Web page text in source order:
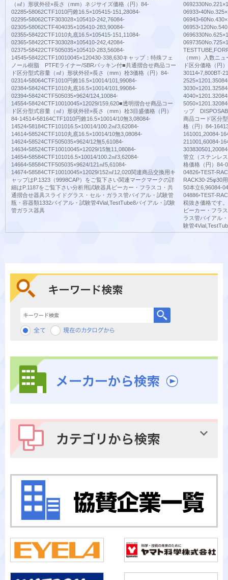
（㎖）形状外径×長さ（mm）ネジサイズ価格（円）84-
02285◦58062CTF1010円錐16.5×105415-151,28084-
02295◦58062CTF303028×105410-242,76084-
02305◦58062CTF404035×105410-283,90084-
02355◦58422CTF1010丸底16.5×105415-151,11084-
02365◦58422CTF303028×105410-242,42084-
02375◦58422CTF505035×105410-283,56084-
14545◦58422CTF10010045×120430-338,630キャップ：特殊フェ
ノール樹脂 PTFEライナー/SBRパッキン付■共通摺合せ商品コー
ド区分型式容量（㎖）形状外径×長さ（mm）栓3価格（円）84-
02314◦58064CTF1010円錐16.5×10014/101,99084-
02384◦58424CTF1010丸底16.5×10014/101,99084-
02394◦58424CTF505035×9624/124,10084-
14554◦58424CTF10010045×12029/159,620■透明摺合せ商品コー
ド区分型式容量（㎖）形状外径×長さ（mm）栓3目盛価格（円）
84-14514◦58164CTF1010円錐16.5×10014/10無3,08084-
14524◦58184CTF101016.5×10014/100.2㎖3,62084-
14614◦58524CTF1010丸底16.5×10014/10無3,08084-
14624◦58524CTF505035×9624/12無5,61084-
14634◦58524CTF10010045×12029/15無11,08084-
14654◦58584CTF101016.5×10014/100.2㎖3,62084-
14664◦58584CTF505035×9624/121㎖5,61084-
14674◦58584CTF10010045×12029/152㎖12,020関連商品交換用キ
ャップはP.1323（9998CAP）をご覧下さい関連マークマークの詳
細はP.1187をご覧下さい分析用試験器具ビーカー・フラスコ・共
通摺合せ器具スライドグラス・セル・ガラス管バイアル・試験管
瓶・容器類1332バイアル・試験管4Vial,TestTube8バイアル・試験
管ガラス器具
（mm）入数ニ
ド区分価格（円
30114◦7,800BT-
ップ
商品コード区分
格（円）84-
161001,20084-
211001,60084-
管立（ステンレ
格価格（円）84-
04826◦TEST-
RACK30-25φ30
50本立6,96084-
04886◦TEST-
税抜き価格です
ビーカー・フラ
ラス管バイアル
験管
キーワード検索